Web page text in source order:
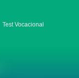
Test Vocacional